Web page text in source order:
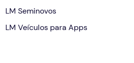
LM Veículos para Apps
LM Seminovos